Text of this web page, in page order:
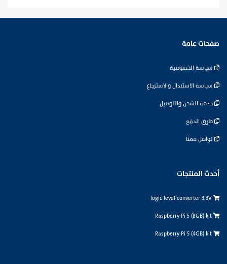
صفحات عامة
سياسة الخصوصية
سياسة الاستبدال والاسترجاع
خدمة الشحن والتوصيل
طرق الدفع
تواصل معنا
أحدث المنتجات